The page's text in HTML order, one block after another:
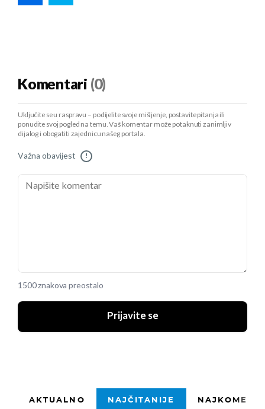
Komentari (0)
Uključite se u raspravu – podijelite svoje mišljenje, postavite pitanja ili
ponudite svoj pogled na temu. Vaš komentar može potaknuti zanimljiv
dijalog i obogatiti zajednicu našeg portala.
Važna obavijest !
1500 znakova preostalo
Prijavite se
AKTUALNO NAJČITANIJE